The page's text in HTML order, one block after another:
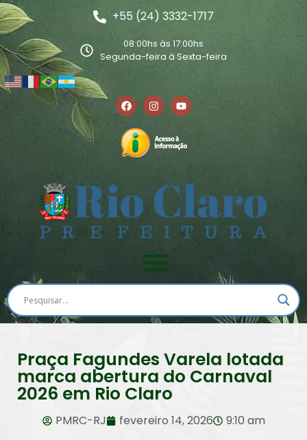
+55 (24) 3332-1717
08:00hs às 17:00hs
Segunda-feira à Sexta-feira
Praça Fagundes Varela lotada
marca abertura do Carnaval
2026 em Rio Claro
PMRC-RJ fevereiro 14, 2026 9:10 am